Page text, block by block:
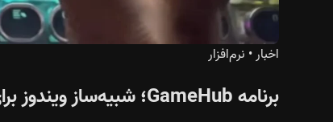
اخبار• نرم‌افزار
برنامه GameHub؛ شبیه‌ساز ویندوز برای اندروید حالا در پلی استور عرضه شد